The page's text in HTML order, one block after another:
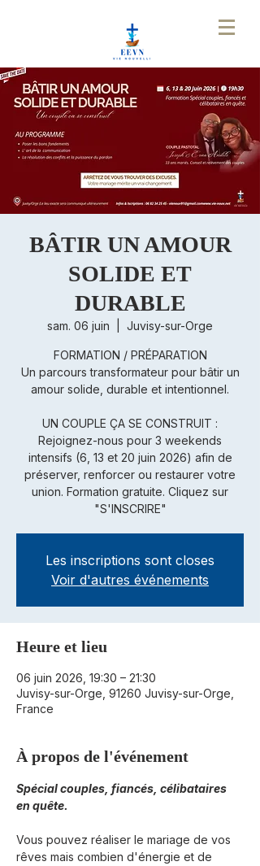
BÂTIR UN AMOUR
SOLIDE ET
DURABLE
sam. 06 juin Juvisy-sur-Orge
FORMATION / PRÉPARATION
Un parcours transformateur pour bâtir un
amour solide, durable et intentionnel.
UN COUPLE ÇA SE CONSTRUIT :
Rejoignez-nous pour 3 weekends
intensifs (6, 13 et 20 juin 2026) afin de
préserver, renforcer ou restaurer votre
union. Formation gratuite. Cliquez sur
"S'INSCRIRE"
Les inscriptions sont closes
Voir d'autres événements
Heure et lieu
06 juin 2026, 19:30 – 21:30
Juvisy-sur-Orge, 91260 Juvisy-sur-Orge,
France
À propos de l'événement
Spécial couples, fiancés, célibataires
en quête.
Vous pouvez réaliser le mariage de vos
rêves mais combien d'énergie et de